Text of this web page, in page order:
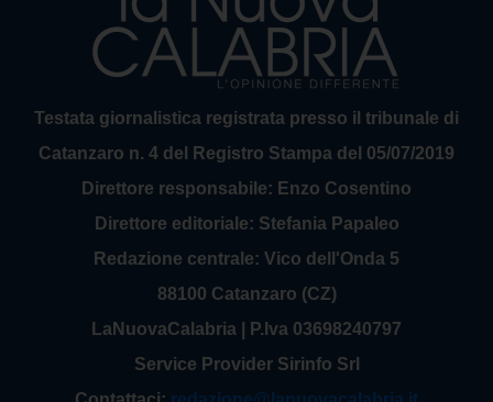
Testata giornalistica registrata presso il tribunale di
Catanzaro n. 4 del Registro Stampa del 05/07/2019
Direttore responsabile: Enzo Cosentino
Direttore editoriale: Stefania Papaleo
Redazione centrale: Vico dell'Onda 5
88100 Catanzaro (CZ)
LaNuovaCalabria | P.Iva 03698240797
Service Provider Sirinfo Srl